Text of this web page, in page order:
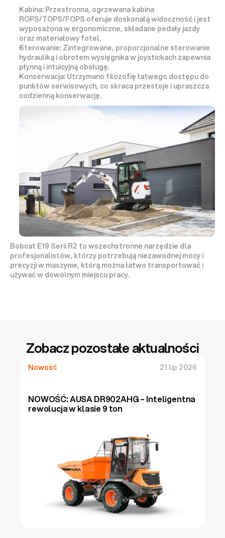
Kabina: Przestronna, ogrzewana kabina
ROPS/TOPS/FOPS oferuje doskonałą widoczność i jest
wyposażona w ergonomiczne, składane pedały jazdy
oraz materiałowy fotel.
Sterowanie: Zintegrowane, proporcjonalne sterowanie
hydrauliką i obrotem wysięgnika w joystickach zapewnia
płynną i intuicyjną obsługę.
Konserwacja: Utrzymano filozofię łatwego dostępu do
punktów serwisowych, co skraca przestoje i upraszcza
codzienną konserwację.
Bobcat E19 Serii R2 to wszechstronne narzędzie dla
profesjonalistów, którzy potrzebują niezawodnej mocy i
precyzji w maszynie, którą można łatwo transportować i
używać w dowolnym miejscu pracy.
Zobacz pozostałe aktualności
Nowość 21 lip 2026
NOWOŚĆ: AUSA DR902AHG – Inteligentna
rewolucja w klasie 9 ton